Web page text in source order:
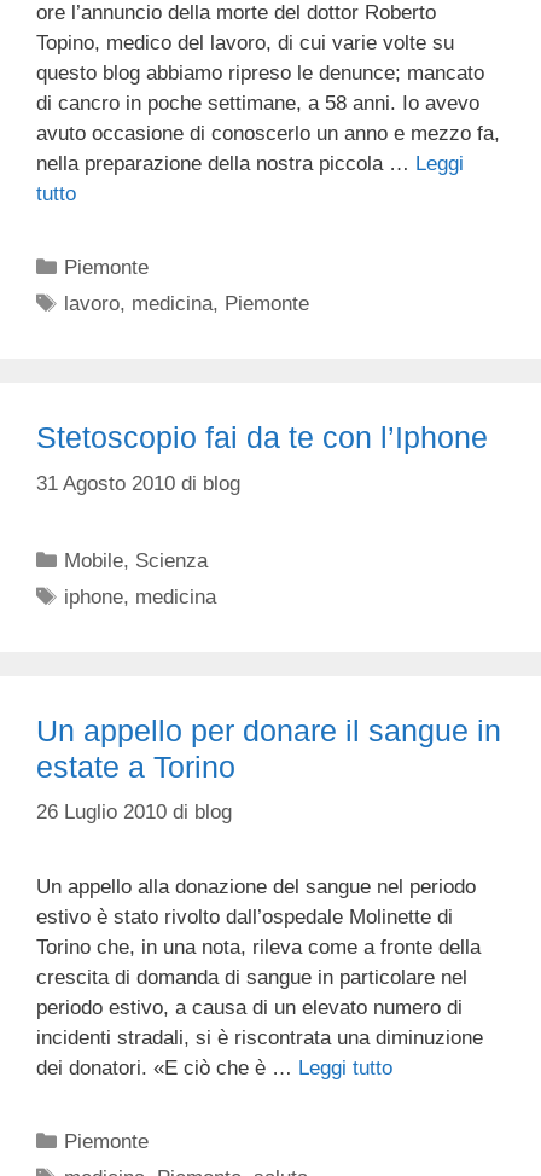
ore l’annuncio della morte del dottor Roberto
Topino, medico del lavoro, di cui varie volte su
questo blog abbiamo ripreso le denunce; mancato
di cancro in poche settimane, a 58 anni. Io avevo
avuto occasione di conoscerlo un anno e mezzo fa,
nella preparazione della nostra piccola … Leggi
tutto
Categorie
Piemonte
Tag
lavoro, medicina, Piemonte
Stetoscopio fai da te con l’Iphone
31 Agosto 2010 di blog
Categorie
Mobile, Scienza
Tag
iphone, medicina
Un appello per donare il sangue in
estate a Torino
26 Luglio 2010 di blog
Un appello alla donazione del sangue nel periodo
estivo è stato rivolto dall’ospedale Molinette di
Torino che, in una nota, rileva come a fronte della
crescita di domanda di sangue in particolare nel
periodo estivo, a causa di un elevato numero di
incidenti stradali, si è riscontrata una diminuzione
dei donatori. «E ciò che è … Leggi tutto
Categorie
Piemonte